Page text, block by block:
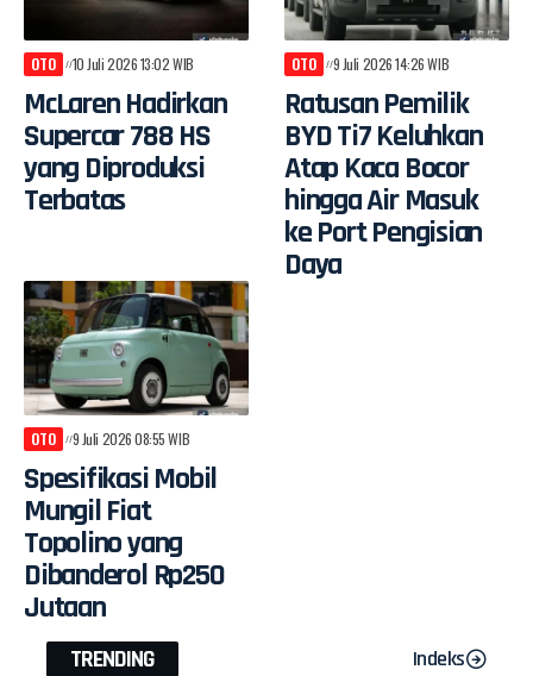
OTO 10 Juli 2026 13:02 WIB
McLaren Hadirkan
Supercar 788 HS
yang Diproduksi
Terbatas
OTO 9 Juli 2026 14:26 WIB
Ratusan Pemilik
BYD Ti7 Keluhkan
Atap Kaca Bocor
hingga Air Masuk
ke Port Pengisian
Daya
OTO 9 Juli 2026 08:55 WIB
Spesifikasi Mobil
Mungil Fiat
Topolino yang
Dibanderol Rp250
Jutaan
TRENDING Indeks